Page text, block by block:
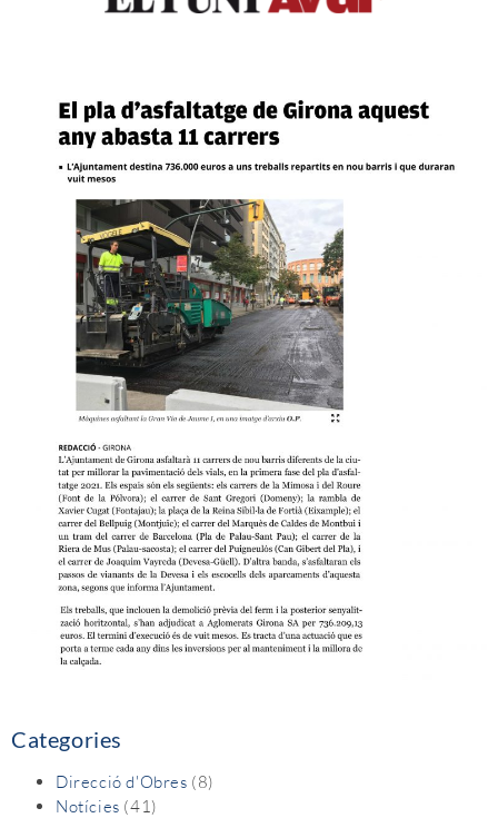
Categories
Direcció d'Obres (8)
Notícies (41)